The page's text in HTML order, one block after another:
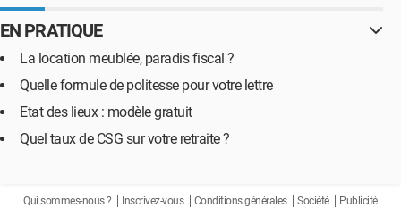
EN PRATIQUE
La location meublée, paradis fiscal ?
Quelle formule de politesse pour votre lettre
Etat des lieux : modèle gratuit
Quel taux de CSG sur votre retraite ?
Qui sommes-nous ? Inscrivez-vous Conditions générales Société
Publicité